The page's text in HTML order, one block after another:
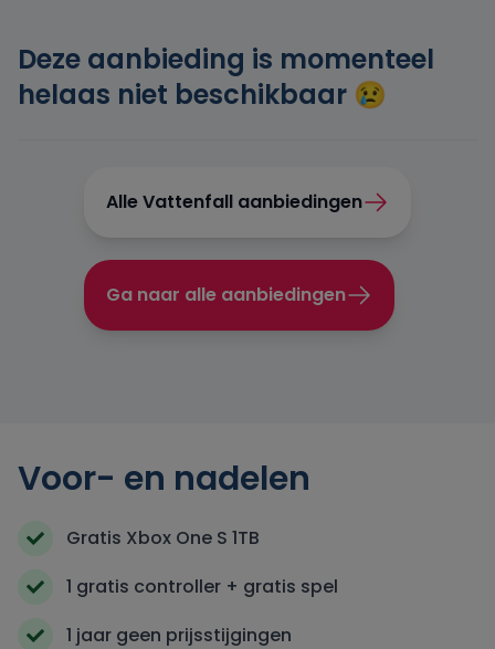
Engie
Essent
Greenchoice
NextEnergy
Oxxio
Deze aanbieding is momenteel
helaas niet beschikbaar 😢
Alle Vattenfall aanbiedingen
Ga naar alle aanbiedingen
Voor- en nadelen
Gratis Xbox One S 1TB
1 gratis controller + gratis spel
1 jaar geen prijsstijgingen